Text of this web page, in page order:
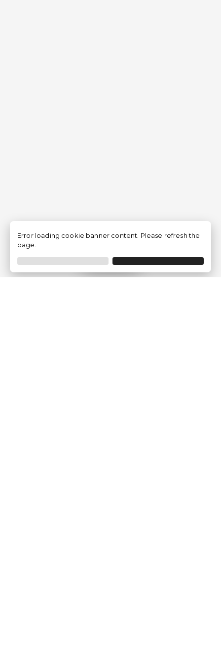
Filtrer
Error loading cookie banner content. Please refresh the
page.